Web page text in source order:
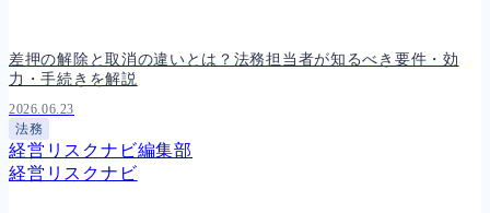
差押の解除と取消の違いとは？法務担当者が知るべき要件・効
力・手続きを解説
2026.06.23
法務
経営リスクナビ編集部
経営リスクナビ